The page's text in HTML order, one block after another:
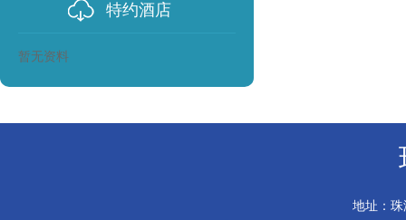
特约酒店
暂无资料
地址：